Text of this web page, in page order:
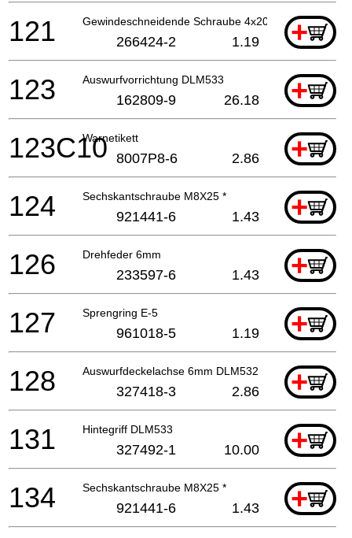
Gewindeschneidende Schraube 4x20 +
121 266424-2 1.19
Auswurfvorrichtung DLM533 +
123 162809-9 26.18
Warnetikett +
123C10 8007P8-6 2.86
Sechskantschraube M8X25 * +
124 921441-6 1.43
Drehfeder 6mm +
126 233597-6 1.43
Sprengring E-5 +
127 961018-5 1.19
Auswurfdeckelachse 6mm DLM532 +
128 327418-3 2.86
Hintegriff DLM533 +
131 327492-1 10.00
Sechskantschraube M8X25 * +
134 921441-6 1.43